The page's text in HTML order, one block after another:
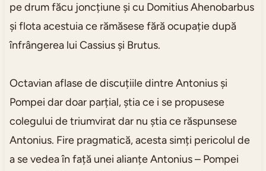
pe drum făcu joncțiune și cu Domitius Ahenobarbus
și flota acestuia ce rămăsese fără ocupație după
înfrângerea lui Cassius și Brutus.
Octavian aflase de discuțiile dintre Antonius și
Pompei dar doar parțial, știa ce i se propusese
colegului de triumvirat dar nu știa ce răspunsese
Antonius. Fire pragmatică, acesta simți pericolul de
a se vedea în față unei alianțe Antonius – Pompei